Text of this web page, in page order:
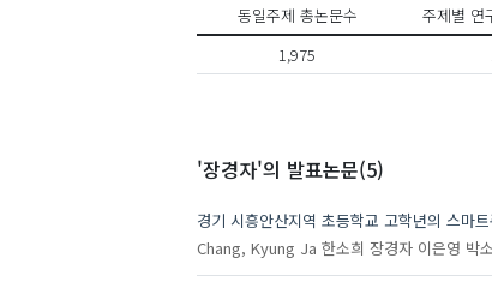
동일주제 총논문수 주제별 연
1,975
'장경자'의 발표논문(5)
경기 시흥안산지역 초등학교 고학년의 스마
Chang, Kyung Ja 한소희 장경자 이은영 박